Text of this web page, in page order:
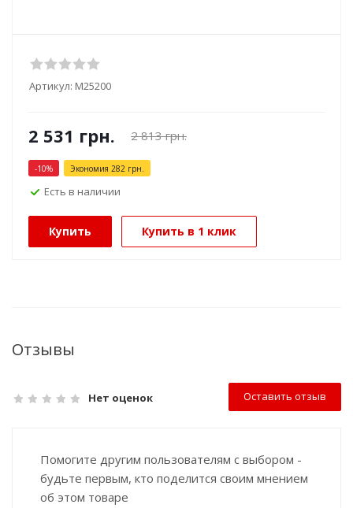
Артикул: М25200
2 531 грн. 2 813грн.
-10% Экономия 282 грн.
Есть в наличии
Купить Купить в 1 клик
Отзывы
Нет оценок Оставить отзыв
Помогите другим пользователям с выбором -
будьте первым, кто поделится своим мнением
об этом товаре